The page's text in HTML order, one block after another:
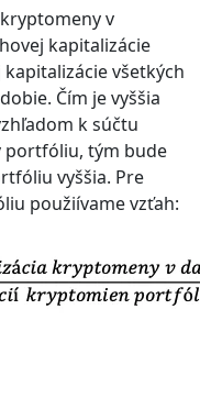
v
kapitalizácie
všetkých
Čím je vyššia
k súčtu
portfóliu, tým bude
vyššia. Pre
použiívame vzťah: